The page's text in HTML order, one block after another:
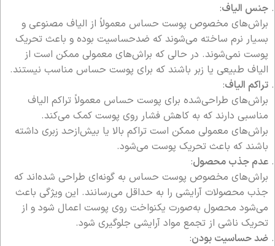
جنس الیاف:
براش‌های مخصوص پوست حساس معمولاً از الیاف مصنوعی و
بسیار نرم ساخته می‌شوند که ضدحساسیت بوده و باعث تحریک
پوست نمی‌شوند. در حالی که براش‌های معمولی ممکن است از
الیاف طبیعی یا زبر باشند که برای پوست حساس مناسب نیستند.
تراکم الیاف:
براش‌های طراحی‌شده برای پوست حساس معمولاً تراکم الیاف
مناسبی دارند که به کاهش فشار روی پوست کمک می‌کند.
براش‌های معمولی ممکن است تراکم بالا یا بیش‌ازحد زبری داشته
باشند که باعث تحریک پوست می‌شود.
عدم جذب محصول:
براش‌های مخصوص پوست حساس به گونه‌ای طراحی شده‌اند که
جذب محصولات آرایشی را به حداقل می‌رسانند. این ویژگی باعث
می‌شود محصول به‌صورت یکنواخت روی پوست اعمال شود و از
تحریک ناشی از تجمع مواد آرایشی جلوگیری شود.
ضد حساسیت بودن: